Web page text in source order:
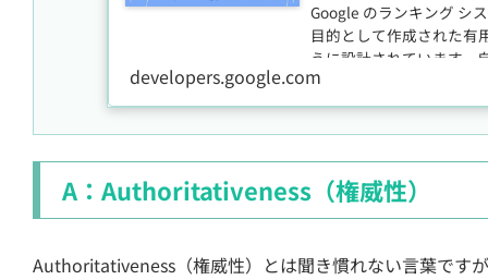
Google のランキング シ
目的として作成された有
うに設計されています。
ンツを評価する方法をご
developers.google.com
A：Authoritativeness（権威性）
Authoritativeness（権威性）とは聞き慣れない言葉です